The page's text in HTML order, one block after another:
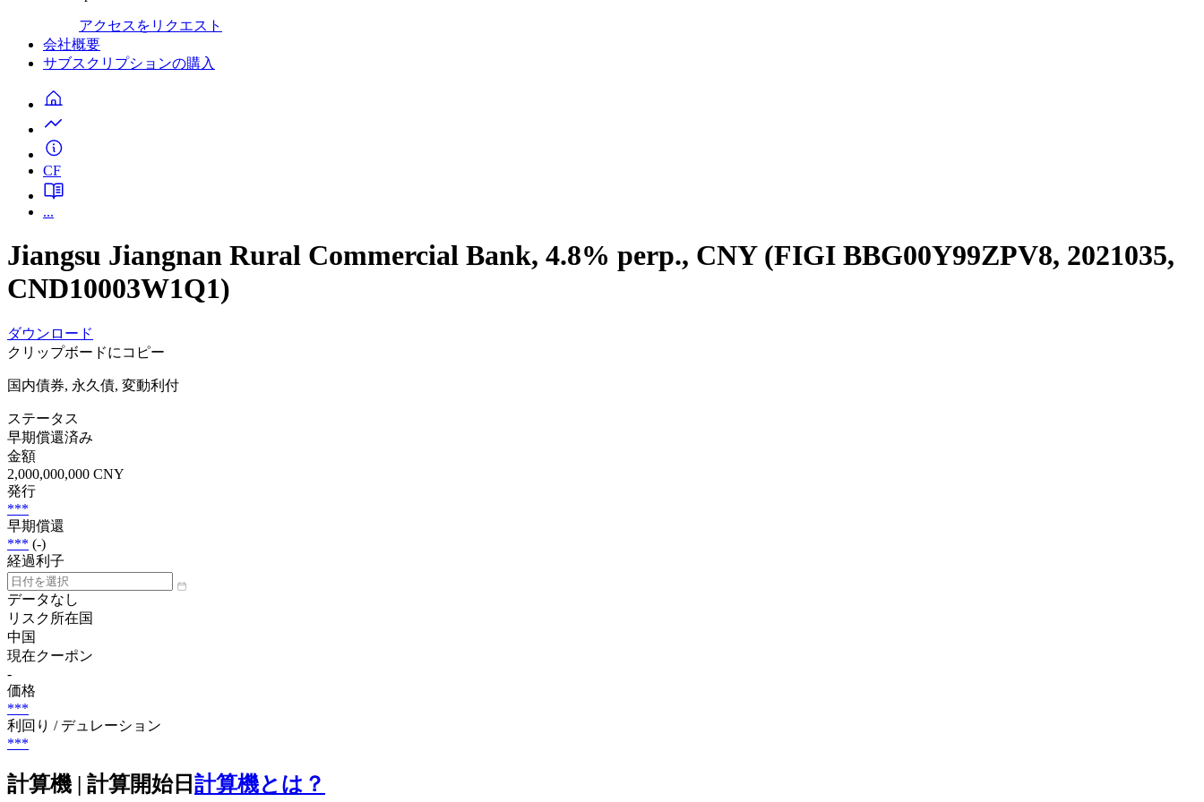
アクセスをリクエスト
会社概要
サブスクリプションの購入
CF
...
Jiangsu Jiangnan Rural Commercial Bank, 4.8% perp., CNY (FIGI BBG00Y99ZPV8, 2021035,
CND10003W1Q1)
ダウンロード
クリップボードにコピー
国内債券, 永久債, 変動利付
ステータス
早期償還済み
金額
2,000,000,000 CNY
発行
***
早期償還
*** (-)
経過利子
データなし
リスク所在国
中国
現在クーポン
-
価格
***
利回り / デュレーション
***
計算機 | 計算開始日 計算機とは？